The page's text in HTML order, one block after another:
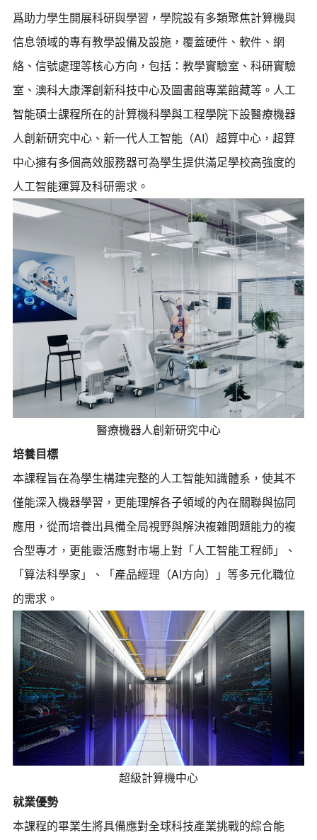
爲助力學生開展科研與學習，學院設有多類聚焦計算機與
信息領域的專有教學設備及設施，覆蓋硬件、軟件、網
絡、信號處理等核心方向，包括：教學實驗室、科研實驗
室、澳科大康澤創新科技中心及圖書館專業館藏等。人工
智能碩士課程所在的計算機科學與工程學院下設醫療機器
人創新研究中心、新一代人工智能（AI）超算中心，超算
中心擁有多個高效服務器可為學生提供滿足學校高強度的
人工智能運算及科研需求。
醫療機器人創新研究中心
培養目標
本課程旨在為學生構建完整的人工智能知識體系，使其不
僅能深入機器學習，更能理解各子領域的內在關聯與協同
應用，從而培養出具備全局視野與解決複雜問題能力的複
合型專才，更能靈活應對市場上對「人工智能工程師」、
「算法科學家」、「產品經理（AI方向）」等多元化職位
的需求。
超級計算機中心
就業優勢
本課程的畢業生將具備應對全球科技產業挑戰的綜合能